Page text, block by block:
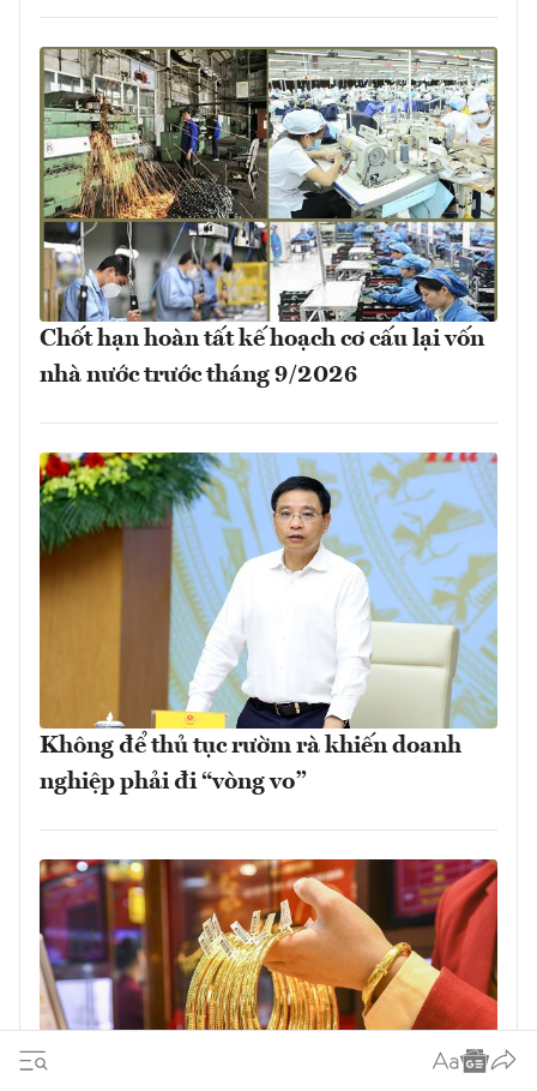
Chốt hạn hoàn tất kế hoạch cơ cấu lại vốn
nhà nước trước tháng 9/2026
Không để thủ tục rườm rà khiến doanh
nghiệp phải đi “vòng vo”